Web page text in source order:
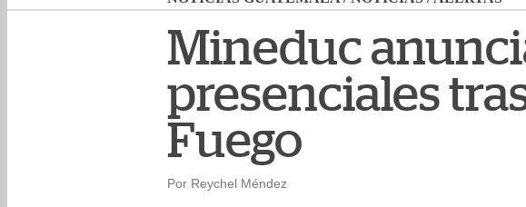
Mineduc
presenciales
Fuego
Por Reychel Méndez